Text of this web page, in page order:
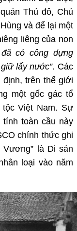
Thủ đô, Chủ
và để lại một
liêng của non
có công dựng
lấy nước”. Các
định, trên thế giới
một gốc gác tổ
Việt Nam. Sự
toàn cầu này
chính thức ghi
là Di sản
loại vào năm